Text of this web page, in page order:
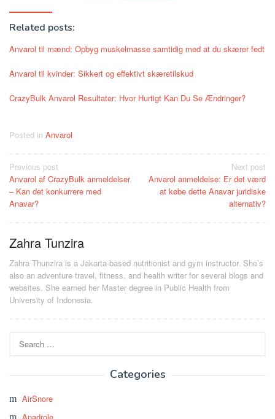
Related posts:
Anvarol til mænd: Opbyg muskelmasse samtidig med at du skærer fedt
Anvarol til kvinder: Sikkert og effektivt skæretilskud
CrazyBulk Anvarol Resultater: Hvor Hurtigt Kan Du Se Ændringer?
Posted in Anvarol
Post
navigation
Previous post
Anvarol af CrazyBulk anmeldelser
– Kan det konkurrere med
Anavar?
Next post
Anvarol anmeldelse: Er det værd
at købe dette Anavar juridiske
alternativ?
Zahra Tunzira
Zahra Thunzira is a Jakarta-based nutritionist and gym instructor. She’s
also an adventure travel, fitness, and health writer for several blogs and
websites. She earned her Master degree in Public Health from
University of Indonesia.
for:
Categories
AirSnore